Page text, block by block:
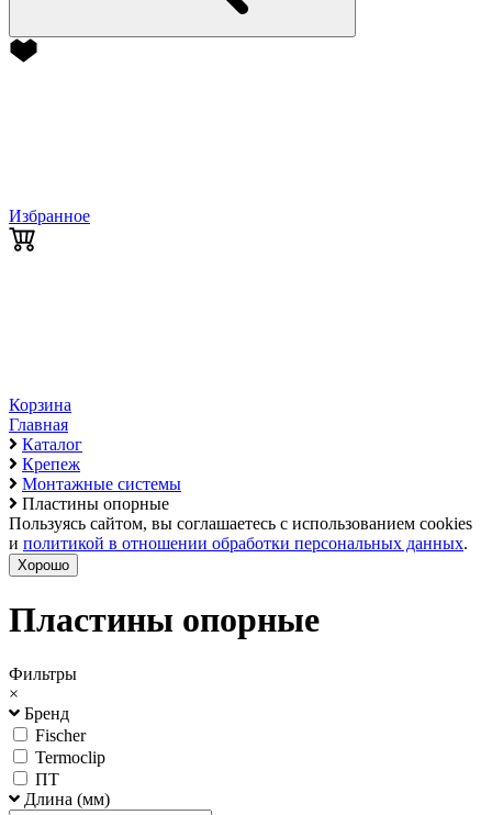
Избранное
Корзина
Главная
Каталог
Крепеж
Монтажные системы
Пластины опорные
Пользуясь сайтом, вы соглашаетесь с использованием cookies
и политикой в отношении обработки персональных данных.
Хорошо
Пластины опорные
Фильтры
×
Бренд
Fischer
Termoclip
ПТ
Длина (мм)